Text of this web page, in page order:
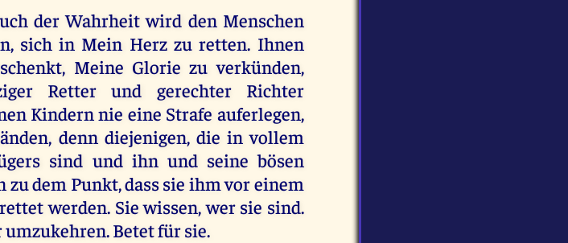
der Wahrheit wird den Menschen
sich in Mein Herz zu retten. Ihnen
Meine Glorie zu verkünden,
Retter und gerechter Richter
Kindern nie eine Strafe auferlegen,
denn diejenigen, die in vollem
sind und ihn und seine bösen
dem Punkt, dass sie ihm vor einem
werden. Sie wissen, wer sie sind.
umzukehren. Betet für sie.